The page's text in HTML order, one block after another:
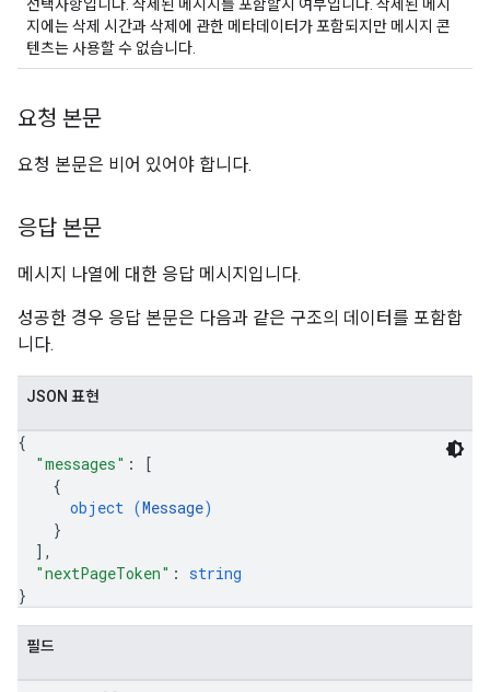
선택사항입니다. 삭제된 메시지를 포함할지 여부입니다. 삭제된 메시
지에는 삭제 시간과 삭제에 관한 메타데이터가 포함되지만 메시지 콘
텐츠는 사용할 수 없습니다.
요청 본문
요청 본문은 비어 있어야 합니다.
응답 본문
메시지 나열에 대한 응답 메시지입니다.
성공한 경우 응답 본문은 다음과 같은 구조의 데이터를 포함합
니다.
JSON 표현
{
"messages" :
[
{
object (Message)
}
] ,
"nextPageToken" : string
}
필드